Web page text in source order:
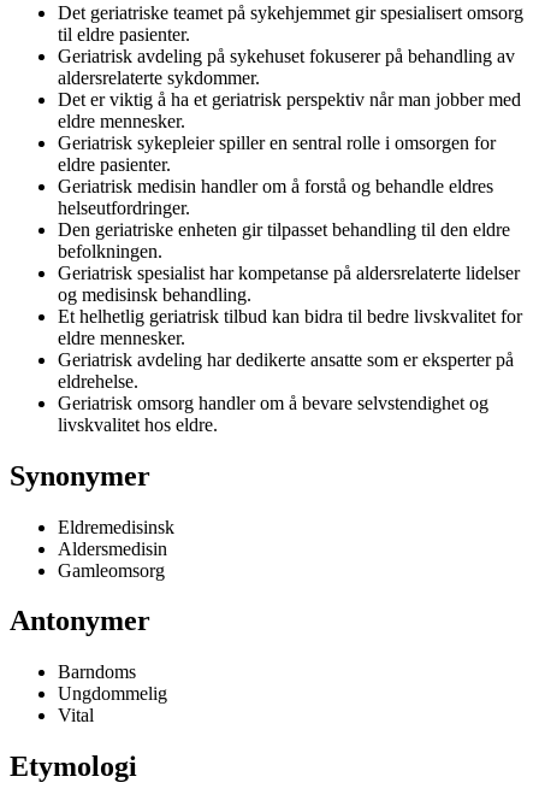
Det geriatriske teamet på sykehjemmet gir spesialisert omsorg
til eldre pasienter.
Geriatrisk avdeling på sykehuset fokuserer på behandling av
aldersrelaterte sykdommer.
Det er viktig å ha et geriatrisk perspektiv når man jobber med
eldre mennesker.
Geriatrisk sykepleier spiller en sentral rolle i omsorgen for
eldre pasienter.
Geriatrisk medisin handler om å forstå og behandle eldres
helseutfordringer.
Den geriatriske enheten gir tilpasset behandling til den eldre
befolkningen.
Geriatrisk spesialist har kompetanse på aldersrelaterte lidelser
og medisinsk behandling.
Et helhetlig geriatrisk tilbud kan bidra til bedre livskvalitet for
eldre mennesker.
Geriatrisk avdeling har dedikerte ansatte som er eksperter på
eldrehelse.
Geriatrisk omsorg handler om å bevare selvstendighet og
livskvalitet hos eldre.
Synonymer
Eldremedisinsk
Aldersmedisin
Gamleomsorg
Antonymer
Barndoms
Ungdommelig
Vital
Etymologi